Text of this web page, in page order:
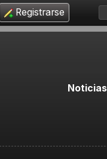
Registrarse